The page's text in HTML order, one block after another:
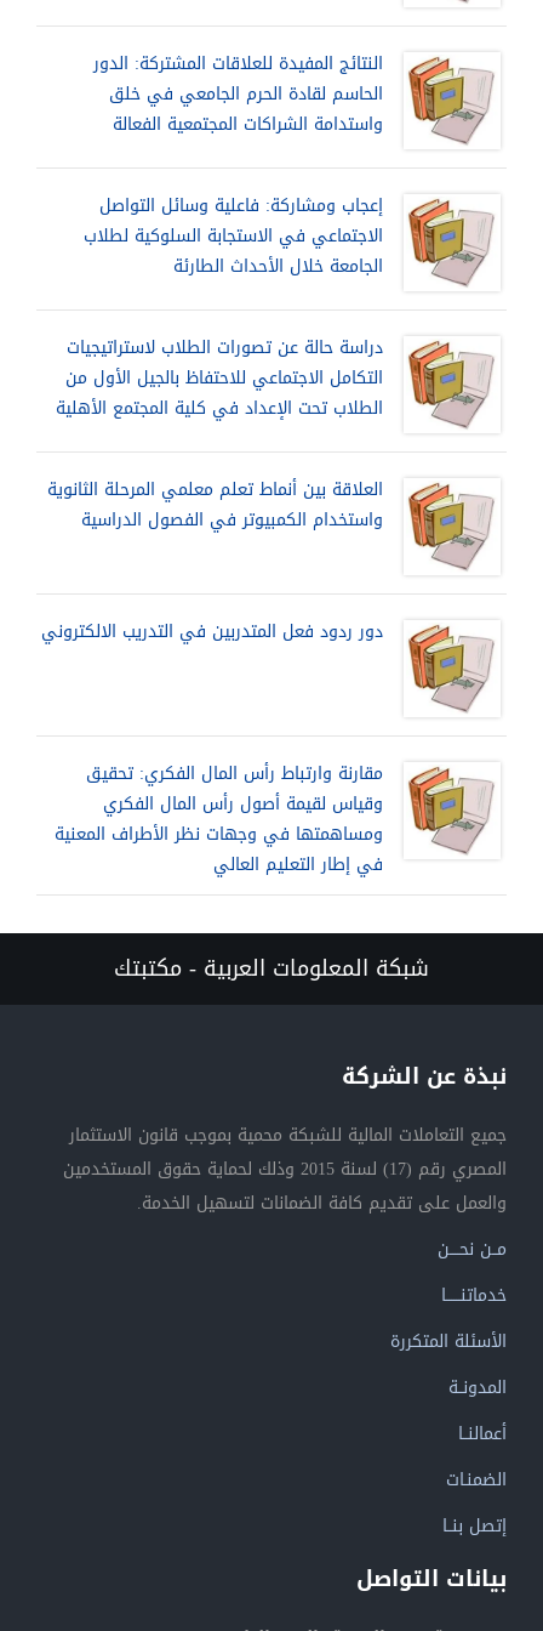
النتائج المفيدة للعلاقات المشتركة: الدور
الحاسم لقادة الحرم الجامعي في خلق
واستدامة الشراكات المجتمعية الفعالة
إعجاب ومشاركة: فاعلية وسائل التواصل
الاجتماعي في الاستجابة السلوكية لطلاب
الجامعة خلال الأحداث الطارئة
دراسة حالة عن تصورات الطلاب لاستراتيجيات
التكامل الاجتماعي للاحتفاظ بالجيل الأول من
الطلاب تحت الإعداد في كلية المجتمع الأهلية
العلاقة بين أنماط تعلم معلمي المرحلة الثانوية
واستخدام الكمبيوتر في الفصول الدراسية
دور ردود فعل المتدربين في التدريب الالكتروني
مقارنة وارتباط رأس المال الفكري: تحقيق
وقياس لقيمة أصول رأس المال الفكري
ومساهمتها في وجهات نظر الأطراف المعنية
في إطار التعليم العالي
شبكة المعلومات العربية - مكتبتك
نبذة عن الشركة
جميع التعاملات المالية للشبكة محمية بموجب قانون الاستثمار
المصري رقم (17) لسنة 2015 وذلك لحماية حقوق المستخدمين
والعمل على تقديم كافة الضمانات لتسهيل الخدمة.
مــن نحــــن
خدماتنــــــا
الأسئلة المتكررة
المدونــة
أعمالنــا
الضمنـات
إتصل بنــا
بيانات التواصل